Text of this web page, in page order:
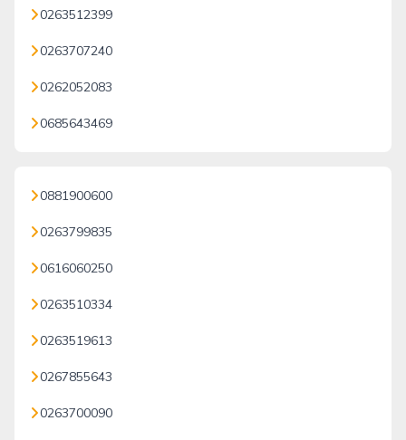
0263512399
0263707240
0262052083
0685643469
0881900600
0263799835
0616060250
0263510334
0263519613
0267855643
0263700090